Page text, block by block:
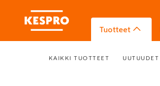
Tuotteet
KAIKKI TUOTTEET UUTUUDET